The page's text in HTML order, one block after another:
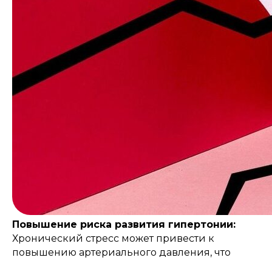
Повышение риска развития гипертонии:
Хронический стресс может привести к
повышению артериального давления, что